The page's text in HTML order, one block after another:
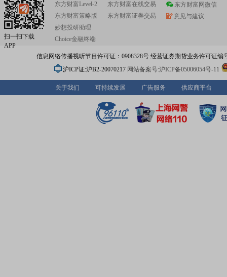
扫一扫下载
APP
东方财富Level-2
东方财富策略版
妙想投研助理
Choice金融终端
东方财富在线交易
东方财富证券交易
东方财富网微信
意见与建议
信息网络传播视听节目许可证：0908328号 经营证券期货业务许可证编
沪ICP证:沪B2-20070217 网站备案号:沪ICP备05006054号-11
关于我们 可持续发展 广告服务 供应商平台